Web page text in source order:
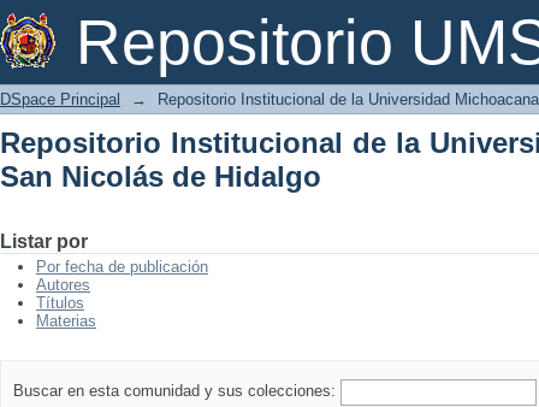
Repositorio
Repositorio Institucional de la
DSpace Principal → Repositorio Institucional de la Universidad
Repositorio Institucional de la
San Nicolás de Hidalgo
Listar por
Por fecha de publicación
Autores
Títulos
Materias
Buscar en esta comunidad y sus colecciones: